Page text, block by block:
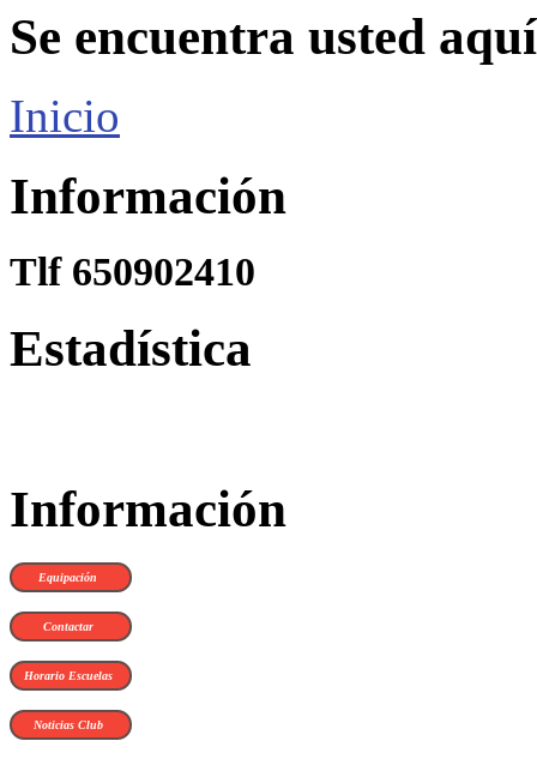
Se encuentra usted aquí
Inicio
Información
Tlf 650902410
Estadística
Información
Equipación
Contactar
Horario Escuelas
Noticias Club